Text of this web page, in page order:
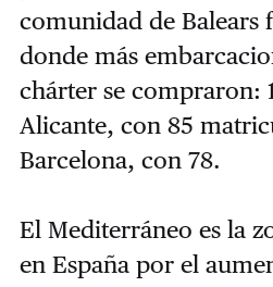
comunidad de Balears
donde más
chárter se compraron:
Alicante, con 85
Barcelona, con 78.
El Mediterráneo es la
en España por el